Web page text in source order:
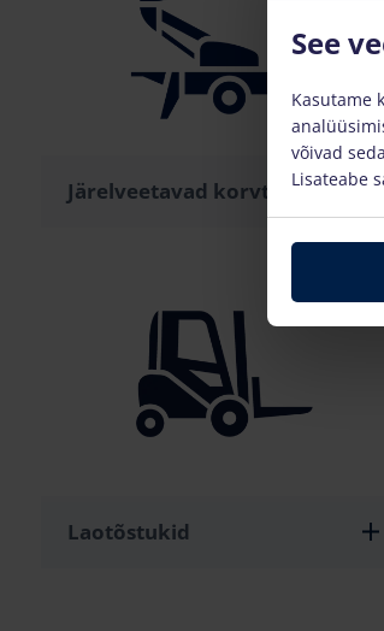
Järelveetavad korvtõstukid
Laotõstukid
See
Kasutame
võivad
Lisateabe